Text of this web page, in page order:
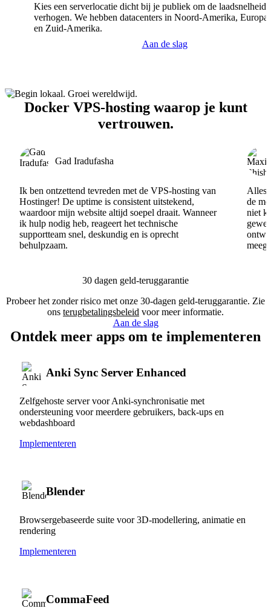
Kies een serverlocatie dicht bij je publiek om de laadsnelheid
verhogen. We hebben datacenters in Noord-Amerika,
en Zuid-Amerika.
Aan de slag
Docker VPS-hosting waarop je kunt
vertrouwen.
Gad Iradufasha
Ik ben ontzettend tevreden met de VPS-hosting van
Hostinger! De uptime is consistent uitstekend,
waardoor mijn website altijd soepel draait. Wanneer
ik hulp nodig heb, reageert het technische
supportteam snel, deskundig en is oprecht
behulpzaam.
Alles
de
niet
30 dagen geld-teruggarantie
Probeer het zonder risico met onze 30-dagen geld-teruggarantie. Zie
ons terugbetalingsbeleid voor meer informatie.
Aan de slag
Ontdek meer apps om te implementeren
Anki Sync Server Enhanced
Zelfgehoste server voor Anki-synchronisatie met
ondersteuning voor meerdere gebruikers, back-ups en
webdashboard
Implementeren
Blender
Browsergebaseerde suite voor 3D-modellering, animatie en
rendering
Implementeren
CommaFeed